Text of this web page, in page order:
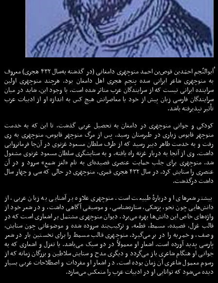
ُاَبوالنَّجم احمَدبن قوص‌بن احمد منوچهری دامغانی (در گذشته به‌سال ۴۳۲ هجری) معروف
به منوچهری شاعر ایرانی سده پنجم هجری اهل دامغان بود. هرچند منوچهری اولین
سراینده ایرانی نیست که از سرایندگان عرب متاثر شده است، با وجود این، شاید در میان
سرایندگان فارسی زبان پیش از خود یا معاصرانش هیچ کس به اندازه او از ادبیات عرب
تأثیر نپذیرفته باشد.
کودکی و جوانی منوچهری در دامغان به تحصیل عربی گذشت، تا این که به خدمت
منوچهر قابوس زیاری در طبرستان رسید. پس از مرگ منوچهر قابوس، منوچهری به ری
رفت و به خدمت طاهر دبیر رسید که از طرف سلطان مسعود غزنوی در آن‌جا فرمانروایی
داشت. وی از آنجا به دربار غزنه راه یافته، و به ستایشگری سلطان مسعود غزنوی مشغول
شد. منوچهری برای جلب حمایت عنصری قصیده‌ای به نام «لغز شمع» سرود و در آن
عنصری را ستایش کرد. در سال ۴۳۲ هجری قمری، منوچهری در حالی که سی و چهار سال
داشت درگذشت.
بیشتر شعرهای او دربارهٔ طبیعت است. منوچهری علاوه بر آشنایی به زبان عربی، از
دانش‌هایی چون نحو، پزشکی، ستاره‌شناسی، و موسیقی آگاهی داشت، و در شعر خود از
واژه‌های خاص این دانش‌ها بهره می‌برد. دیوان منوچهری مشتمل بر اشعاری است که در
قالب غزل، قصیده، مسمط، قطعه، و ترکیب‌بند سروده شده و موضوعاتی چون ستایش،
وصف، و خمریه را در بر می‌گیرد. منوچهری قالب مسمط را برای نخستین بار در شعر
پارسی پدید آورده است. اشعار او معمولاً در دو سبک می‌باشد. یا تغزل و اشعاری که به
جوانی او هنگام شاعری باز می‌گردد و دیگری مدح و ستایش سلاطین و بزرگان زمانه که از
رسوم معمول شاعری آن زمان بوده است. در اشعار او مفردات و اصطلاحات عربی بسیار
دیده می‌شود که توانایی او در ادبیات عرب را منعکس می‌سازد.